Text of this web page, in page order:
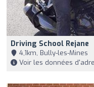
Driving School Rejane
4,1km, Bully-les-Mines
Voir les données